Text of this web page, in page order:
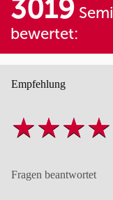
3019
bewertet:
Empfehlung
Fragen beantwortet